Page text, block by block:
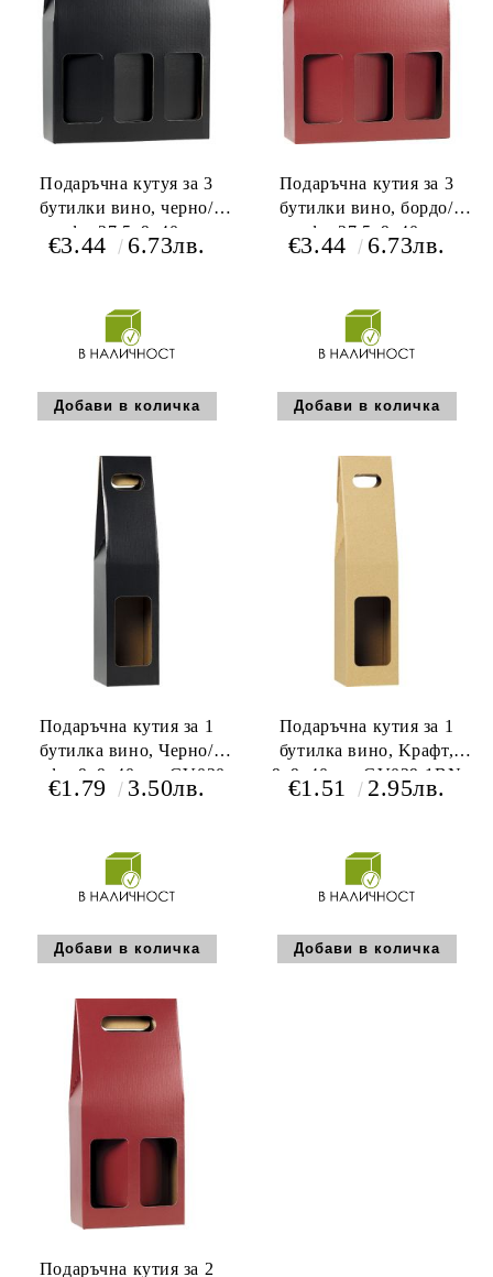
Подаръчна кутуя за 3
бутилки вино, черно/
крафт, 27.5x9x40 cm,
GV022-3BK
€3.44 6.73лв.
Подаръчна кутия за 3
бутилки вино, бордо/
крафт, 27.5x9x40 cm,
GV025- 3BR
€3.44 6.73лв.
Подаръчна кутия за 1
бутилка вино, Черно/
крафт, 9х9х40 см, GV020-
1BK
€1.79 3.50лв.
Подаръчна кутия за 1
бутилка вино, Kрафт,
9х9х40 см, GV029-1BN
€1.51 2.95лв.
Подаръчна кутия за 2